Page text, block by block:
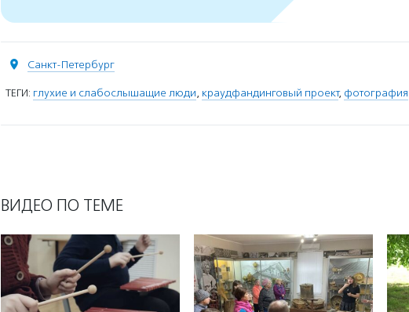
Санкт-Петербург
ТЕГИ: глухие и слабослышащие люди, краудфандинговый проект, фотография
ВИДЕО ПО ТЕМЕ